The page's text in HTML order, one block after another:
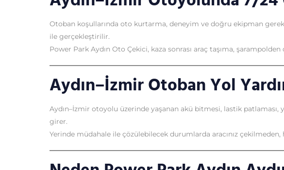
Otoban koşullarında oto kurtarma, deneyim ve doğru ekipman
ile gerçekleştirilir.
Power Park Aydın Oto Çekici, kaza sonrası araç taşıma,
Aydın–İzmir Otoban Yol
Aydın–İzmir otoyolu üzerinde yaşanan akü bitmesi, lastik patlaması,
girer.
Yerinde müdahale ile çözülebilecek durumlarda aracınız